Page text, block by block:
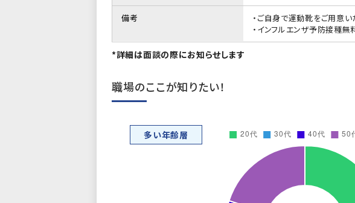
備考
・ご自身で運動靴をご用意
・インフルエンザ予防接種無
*詳細は面談の際にお知らせします
職場のここが知りたい！
多い年齢層